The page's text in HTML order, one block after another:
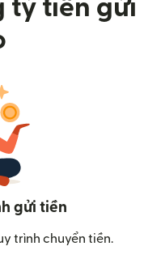
tỷ tiền gửi
gửi tiền
trình chuyển tiền.